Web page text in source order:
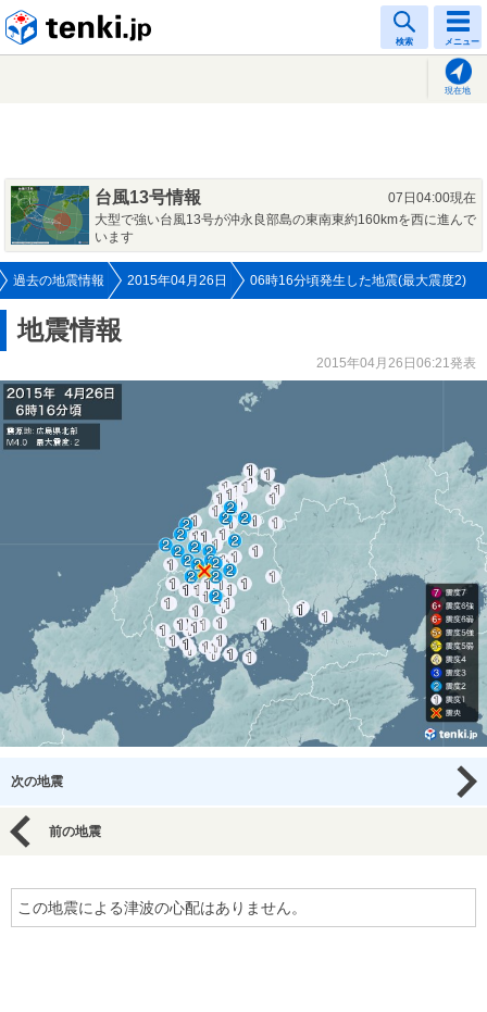
検索 メニュー
現在地
台風13号情報
07日04:00現在
大型で強い台風13号が沖永良部島の東南東約160kmを西に進んで
います
過去の地震情報 2015年04月26日 06時16分頃発生した地震(最大震度2)
地震情報
2015年04月26日06:21発表
次の地震
前の地震
この地震による津波の心配はありません。